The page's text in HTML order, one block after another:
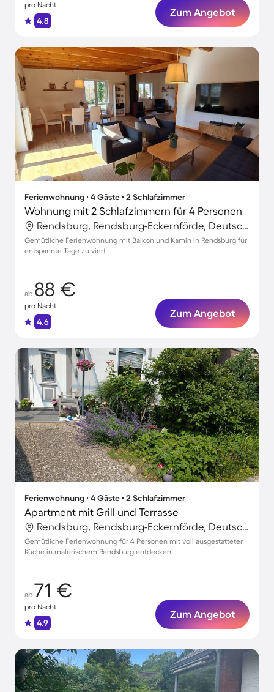
pro Nacht
4.8
Zum Angebot
Ferienwohnung ∙ 4 Gäste ∙ 2 Schlafzimmer
Wohnung mit 2 Schlafzimmern für 4 Personen
Rendsburg, Rendsburg-Eckernförde, Deutschland
Gemütliche Ferienwohnung mit Balkon und Kamin in Rendsburg für
entspannte Tage zu viert
ab 88 €
pro Nacht
4.6
Zum Angebot
Ferienwohnung ∙ 4 Gäste ∙ 2 Schlafzimmer
Apartment mit Grill und Terrasse
Rendsburg, Rendsburg-Eckernförde, Deutschland
Gemütliche Ferienwohnung für 4 Personen mit voll ausgestatteter
Küche in malerischem Rendsburg entdecken
ab 71 €
pro Nacht
4.9
Zum Angebot